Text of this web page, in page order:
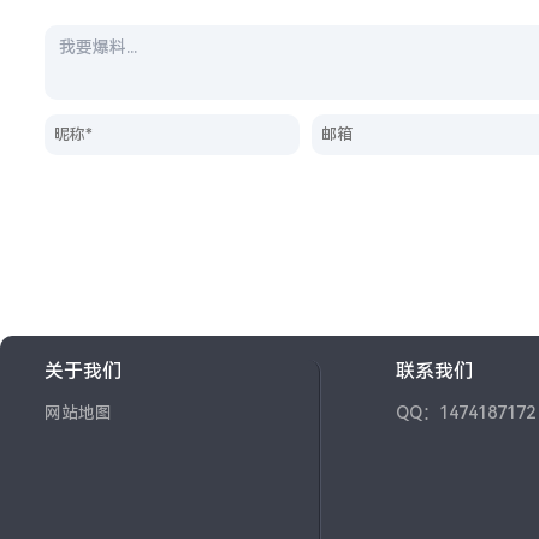
关于我们
网站地图
联系我们
QQ：1474187172